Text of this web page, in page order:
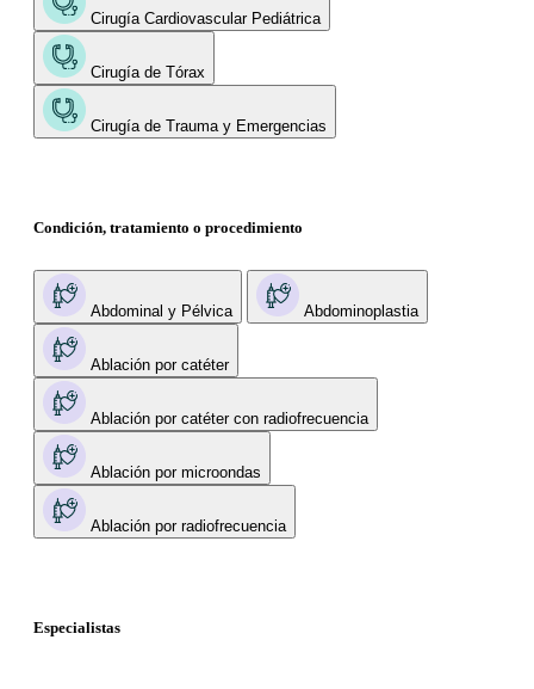
Cirugía Cardiovascular Pediátrica
Cirugía de Tórax
Cirugía de Trauma y Emergencias
Condición, tratamiento o procedimiento
Abdominal y Pélvica Abdominoplastia
Ablación por catéter
Ablación por catéter con radiofrecuencia
Ablación por microondas
Ablación por radiofrecuencia
Especialistas